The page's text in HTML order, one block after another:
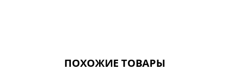
ПОХОЖИЕ ТОВАРЫ